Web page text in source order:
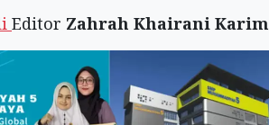
Editor Zahrah Khairani Karim